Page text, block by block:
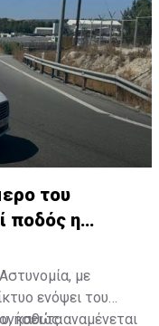
του
ποδός η
με
ενόψει του
καθώς αναμένεται
τα